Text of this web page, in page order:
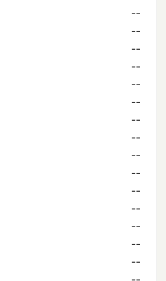
--
--
--
--
--
--
--
--
--
--
--
--
--
--
--